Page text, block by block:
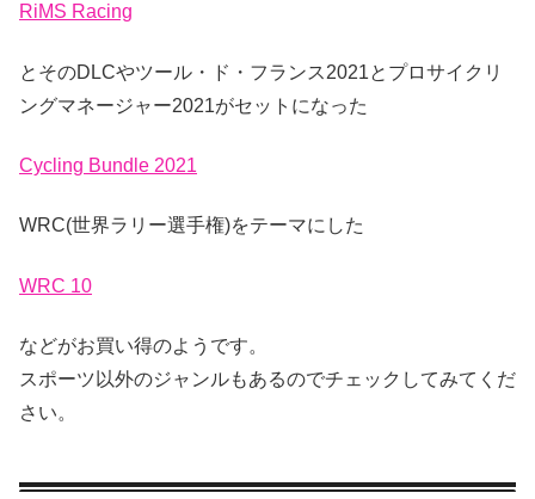
RiMS Racing
とそのDLCやツール・ド・フランス2021とプロサイクリ
ングマネージャー2021がセットになった
Cycling Bundle 2021
WRC(世界ラリー選手権)をテーマにした
WRC 10
などがお買い得のようです。
スポーツ以外のジャンルもあるのでチェックしてみてくだ
さい。